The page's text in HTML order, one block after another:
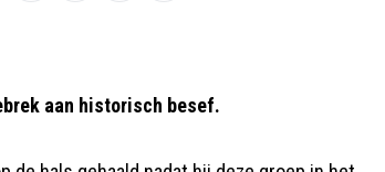
aan historisch besef.